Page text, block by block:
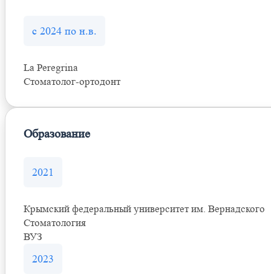
с 2024 по н.в.
La Peregrina
Стоматолог-ортодонт
Образование
2021
Крымский федеральный университет им. Вернадского
Стоматология
ВУЗ
2023